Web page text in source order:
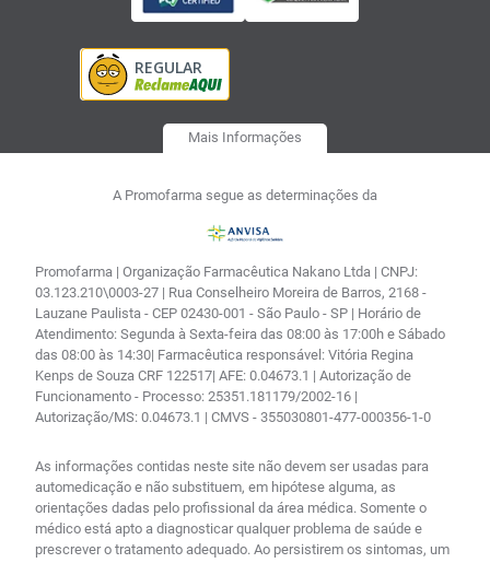
Mais Informações
A Promofarma segue as determinações da
Promofarma | Organização Farmacêutica Nakano Ltda | CNPJ:
03.123.210\0003-27 | Rua Conselheiro Moreira de Barros, 2168 -
Lauzane Paulista - CEP 02430-001 - São Paulo - SP | Horário de
Atendimento: Segunda à Sexta-feira das 08:00 às 17:00h e Sábado
das 08:00 às 14:30| Farmacêutica responsável: Vitória Regina
Kenps de Souza CRF 122517| AFE: 0.04673.1 | Autorização de
Funcionamento - Processo: 25351.181179/2002-16 |
Autorização/MS: 0.04673.1 | CMVS - 355030801-477-000356-1-0
As informações contidas neste site não devem ser usadas para
automedicação e não substituem, em hipótese alguma, as
orientações dadas pelo profissional da área médica. Somente o
médico está apto a diagnosticar qualquer problema de saúde e
prescrever o tratamento adequado. Ao persistirem os sintomas, um